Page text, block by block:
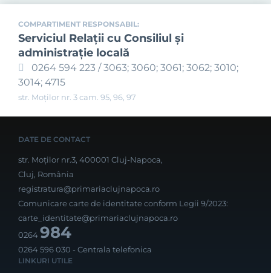
COMPARTIMENT RESPONSABIL:
Serviciul Relaţii cu Consiliul şi
administraţie locală
0264 594 223 / 3063; 3060; 3061; 3062; 3010;
3014; 4715
str. Moților nr. 3 cam. 95, 96, 97
DATE DE CONTACT
str. Moților nr.3, 400001 Cluj-Napoca,
Cluj, România
registratura@primariaclujnapoca.ro
Comunicare carte de identitate conform Legii 9/2023:
carte_identitate@primariaclujnapoca.ro
0264984
0264 596 030 - Centrala telefonica
LINKURI UTILE